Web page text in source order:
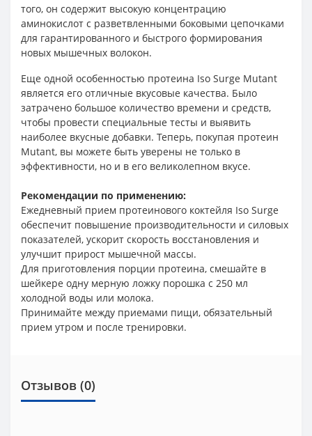
того, он содержит высокую концентрацию
аминокислот с разветвленными боковыми цепочками
для гарантированного и быстрого формирования
новых мышечных волокон.
Еще одной особенностью протеина Iso Surge Mutant
является его отличные вкусовые качества. Было
затрачено большое количество времени и средств,
чтобы провести специальные тесты и выявить
наиболее вкусные добавки. Теперь, покупая протеин
Mutant, вы можете быть уверены не только в
эффективности, но и в его великолепном вкусе.
Рекомендации по применению:
Ежедневный прием протеинового коктейля Iso Surge
обеспечит повышение производительности и силовых
показателей, ускорит скорость восстановления и
улучшит прирост мышечной массы.
Для приготовления порции протеина, смешайте в
шейкере одну мерную ложку порошка с 250 мл
холодной воды или молока.
Принимайте между приемами пищи, обязательный
прием утром и после тренировки.
Отзывов (0)